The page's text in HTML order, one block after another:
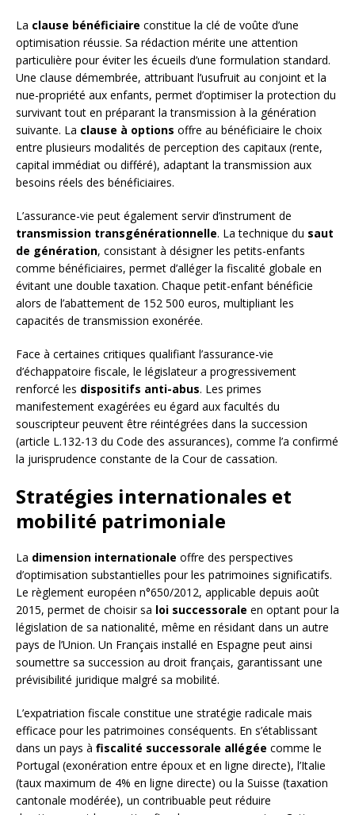
La clause bénéficiaire constitue la clé de voûte d’une
optimisation réussie. Sa rédaction mérite une attention
particulière pour éviter les écueils d’une formulation standard.
Une clause démembrée, attribuant l’usufruit au conjoint et la
nue-propriété aux enfants, permet d’optimiser la protection du
survivant tout en préparant la transmission à la génération
suivante. La clause à options offre au bénéficiaire le choix
entre plusieurs modalités de perception des capitaux (rente,
capital immédiat ou différé), adaptant la transmission aux
besoins réels des bénéficiaires.
L’assurance-vie peut également servir d’instrument de
transmission transgénérationnelle. La technique du saut
de génération, consistant à désigner les petits-enfants
comme bénéficiaires, permet d’alléger la fiscalité globale en
évitant une double taxation. Chaque petit-enfant bénéficie
alors de l’abattement de 152 500 euros, multipliant les
capacités de transmission exonérée.
Face à certaines critiques qualifiant l’assurance-vie
d’échappatoire fiscale, le législateur a progressivement
renforcé les dispositifs anti-abus. Les primes
manifestement exagérées eu égard aux facultés du
souscripteur peuvent être réintégrées dans la succession
(article L.132-13 du Code des assurances), comme l’a confirmé
la jurisprudence constante de la Cour de cassation.
Stratégies internationales et
mobilité patrimoniale
La dimension internationale offre des perspectives
d’optimisation substantielles pour les patrimoines significatifs.
Le règlement européen n°650/2012, applicable depuis août
2015, permet de choisir sa loi successorale en optant pour la
législation de sa nationalité, même en résidant dans un autre
pays de l’Union. Un Français installé en Espagne peut ainsi
soumettre sa succession au droit français, garantissant une
prévisibilité juridique malgré sa mobilité.
L’expatriation fiscale constitue une stratégie radicale mais
efficace pour les patrimoines conséquents. En s’établissant
dans un pays à fiscalité successorale allégée comme le
Portugal (exonération entre époux et en ligne directe), l’Italie
(taux maximum de 4% en ligne directe) ou la Suisse (taxation
cantonale modérée), un contribuable peut réduire